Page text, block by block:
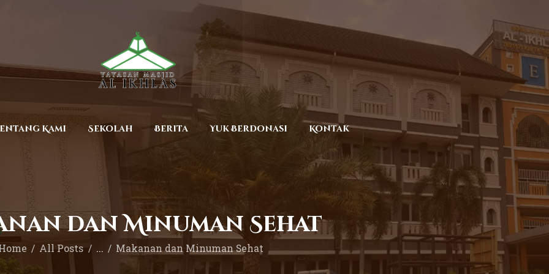
Kami Sekolah Berita Yuk Berdonasi Kontak
dan Minuman Sehat
All Posts ... Makanan dan Minuman Sehat
Tentang Kami
Sekolah
Yuk Berdonasi
Kontak